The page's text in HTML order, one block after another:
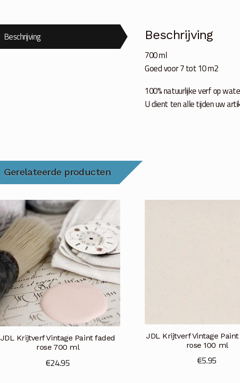
Beschrijving Beschrijving
700 ml
Goed voor 7 tot 10 m2
100% natuurlijke verf op
U dient ten alle tijden uw
Gerelateerde producten
JDL Krijtverf Vintage Paint faded
rose 700 ml
€24.95
JDL Krijtverf Vintage
rose 100 ml
€5.95